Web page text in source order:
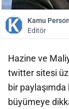
Kamu
Editör
Hazine ve
twitter sitesi
bir paylaşımda
büyümeye